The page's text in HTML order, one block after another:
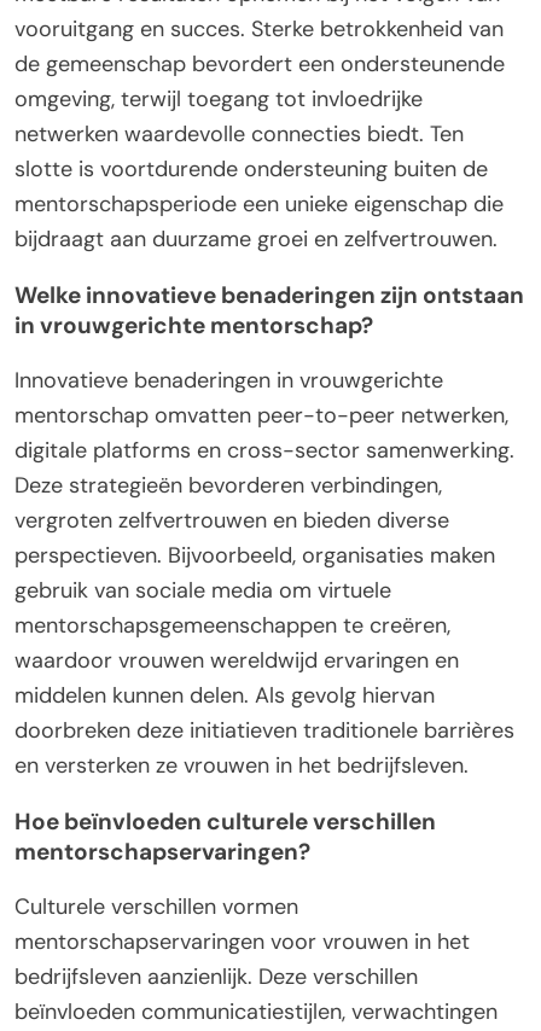
vooruitgang en succes. Sterke betrokkenheid van
de gemeenschap bevordert een ondersteunende
omgeving, terwijl toegang tot invloedrijke
netwerken waardevolle connecties biedt. Ten
slotte is voortdurende ondersteuning buiten de
mentorschapsperiode een unieke eigenschap die
bijdraagt aan duurzame groei en zelfvertrouwen.
Welke innovatieve benaderingen zijn ontstaan
in vrouwgerichte mentorschap?
Innovatieve benaderingen in vrouwgerichte
mentorschap omvatten peer-to-peer netwerken,
digitale platforms en cross-sector samenwerking.
Deze strategieën bevorderen verbindingen,
vergroten zelfvertrouwen en bieden diverse
perspectieven. Bijvoorbeeld, organisaties maken
gebruik van sociale media om virtuele
mentorschapsgemeenschappen te creëren,
waardoor vrouwen wereldwijd ervaringen en
middelen kunnen delen. Als gevolg hiervan
doorbreken deze initiatieven traditionele barrières
en versterken ze vrouwen in het bedrijfsleven.
Hoe beïnvloeden culturele verschillen
mentorschapservaringen?
Culturele verschillen vormen
mentorschapservaringen voor vrouwen in het
bedrijfsleven aanzienlijk. Deze verschillen
beïnvloeden communicatiestijlen, verwachtingen